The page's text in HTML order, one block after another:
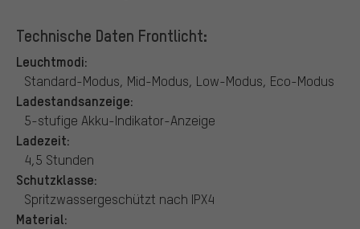
Technische Daten Frontlicht:
Leuchtmodi:
Standard-Modus, Mid-Modus, Low-Modus, Eco-Modus
Ladestandsanzeige:
5-stufige Akku-Indikator-Anzeige
Ladezeit:
4,5 Stunden
Schutzklasse:
Spritzwassergeschützt nach IPX4
Material: